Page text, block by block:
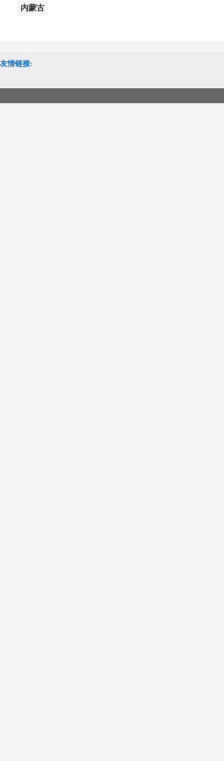
内蒙古
友情链接: